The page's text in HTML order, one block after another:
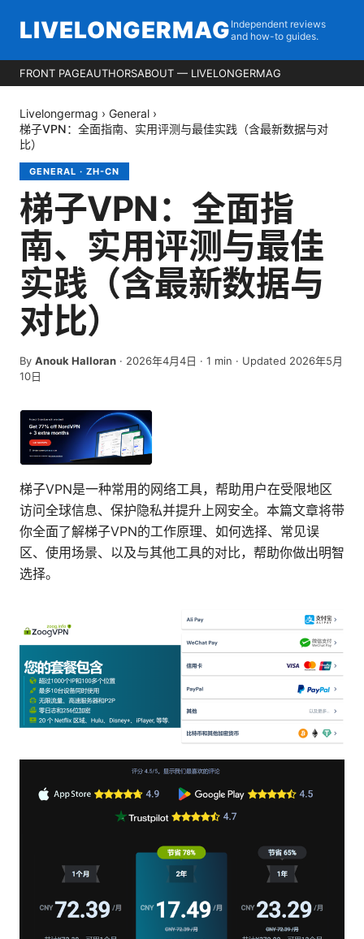
LIVELONGERMAG Independent reviews
and how-to guides.
FRONT PAGEAUTHORSABOUT — LIVELONGERMAG
Livelongermag › General ›
梯子VPN：全面指南、实用评测与最佳实践（含最新数据与对
比）
GENERAL · ZH-CN
梯子VPN：全面指
南、实用评测与最佳
实践（含最新数据与
对比）
By Anouk Halloran · 2026年4月4日 · 1 min · Updated 2026年5月
10日
梯子VPN是一种常用的网络工具，帮助用户在受限地区
访问全球信息、保护隐私并提升上网安全。本篇文章将带
你全面了解梯子VPN的工作原理、如何选择、常见误
区、使用场景、以及与其他工具的对比，帮助你做出明智
选择。